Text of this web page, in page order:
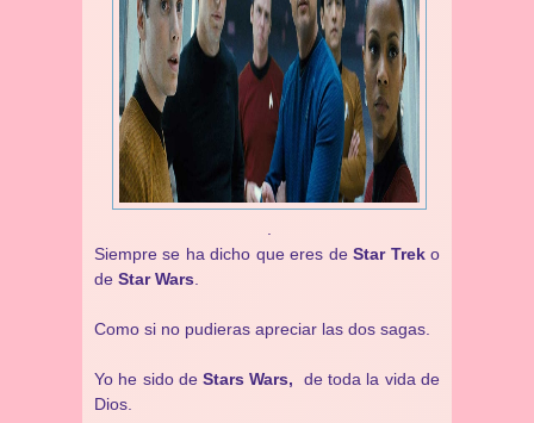
Siempre se ha dicho que eres deStar Treko
de Star Wars
Como si no pudieras apreciar las dos sagas.
Yo he sido de Stars Wars,
de toda la vida de
Dios.